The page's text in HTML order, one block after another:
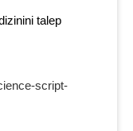
talep